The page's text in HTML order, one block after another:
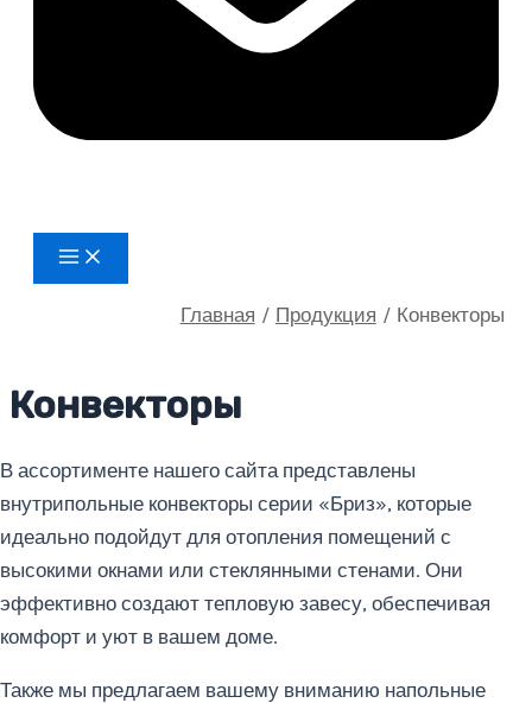
Main
Главная Продукция Конвекторы
Конвекторы
В ассортименте нашего сайта представлены
внутрипольные конвекторы серии «Бриз», которые
идеально подойдут для отопления помещений с
высокими окнами или стеклянными стенами. Они
эффективно создают тепловую завесу, обеспечивая
комфорт и уют в вашем доме.
Также мы предлагаем вашему вниманию напольные